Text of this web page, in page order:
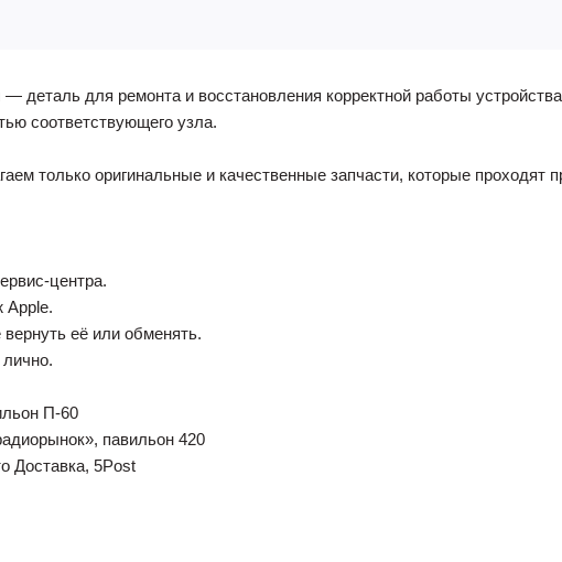
для ремонта и восстановления корректной работы
соответствующего узла.
только оригинальные и качественные запчасти, которые проходят
центра.
Apple.
её или обменять.
П-60
павильон 420
Доставка, 5Post